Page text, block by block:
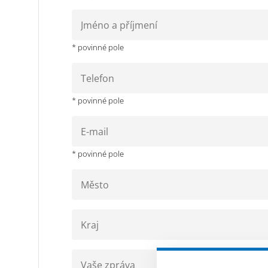
* povinné pole
* povinné pole
* povinné pole